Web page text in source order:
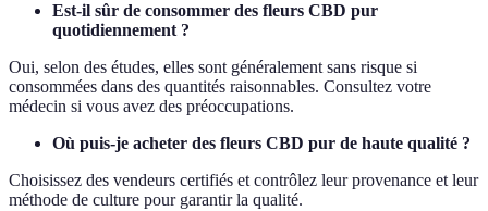
Est-il sûr de consommer des fleurs CBD pur
quotidiennement ?
Oui, selon des études, elles sont généralement sans risque si
consommées dans des quantités raisonnables. Consultez votre
médecin si vous avez des préoccupations.
Où puis-je acheter des fleurs CBD pur de haute qualité ?
Choisissez des vendeurs certifiés et contrôlez leur provenance et leur
méthode de culture pour garantir la qualité.